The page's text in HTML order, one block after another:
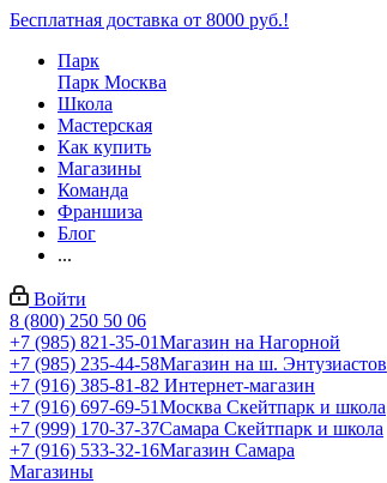
Бесплатная доставка от 8000 руб.!
Парк
Парк Москва
Школа
Мастерская
Как купить
Магазины
Команда
Франшиза
Блог
...
Войти
8 (800) 250 50 06
+7 (985) 821-35-01Магазин на Нагорной
+7 (985) 235-44-58Магазин на ш. Энтузиастов
+7 (916) 385-81-82 Интернет-магазин
+7 (916) 697-69-51Москва Скейтпарк и школа
+7 (999) 170-37-37Самара Скейтпарк и школа
+7 (916) 533-32-16Магазин Самара
Магазины